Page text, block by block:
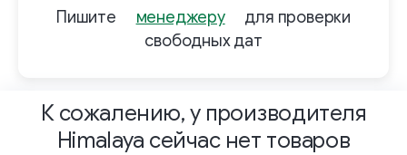
Пишите
менеджеру
для проверки
свободных дат
К сожалению, у производителя
Himalaya сейчас нет товаров